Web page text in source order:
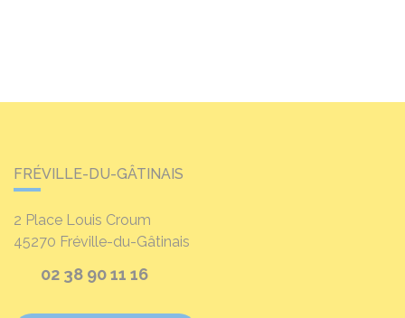
FRÉVILLE-DU-GÂTINAIS
2 Place Louis Croum
45270 Fréville-du-Gâtinais
02 38 90 11 16